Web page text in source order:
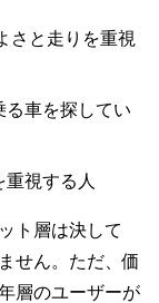
さと走りを重視
る車を探してい
視する人
ト層は決して
せん。ただ、価
層のユーザーが